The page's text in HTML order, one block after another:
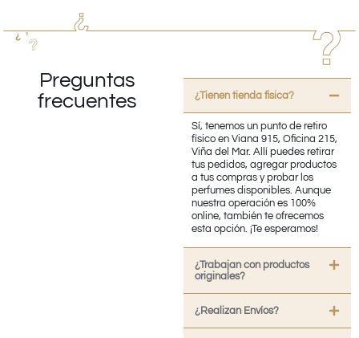
Preguntas
frecuentes
¿Tienen tienda fisica?
Sí, tenemos un punto de retiro
físico en Viana 915, Oficina 215,
Viña del Mar. Allí puedes retirar
tus pedidos, agregar productos
a tus compras y probar los
perfumes disponibles. Aunque
nuestra operación es 100%
online, también te ofrecemos
esta opción. ¡Te esperamos!
¿Trabajan con productos
originales?
¿Realizan Envíos?